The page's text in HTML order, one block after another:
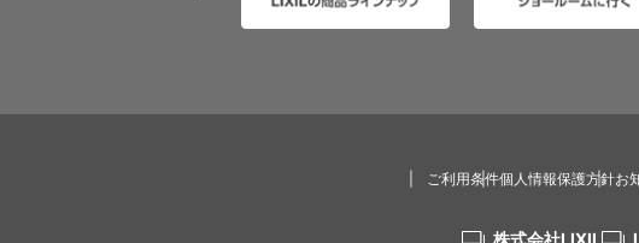
ご利用条件個人情報保護方針お